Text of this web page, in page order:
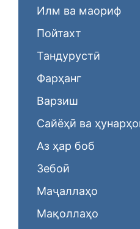
Илм ва маориф
Пойтахт
Тандурустӣ
Фарҳанг
Варзиш
Сайёҳӣ ва
Аз ҳар боб
Зебоӣ
Маҷаллаҳо
Мақоллаҳо